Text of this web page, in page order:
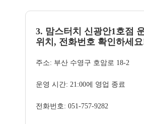
3. 맘스터치 신광안1호점
위치, 전화번호 확인하세
주소: 부산 수영구 호암로 18-2
운영 시간: 21:00에 영업 종료
전화번호: 051-757-9282